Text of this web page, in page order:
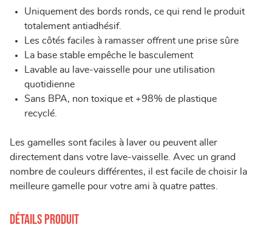
Uniquement des bords ronds, ce qui rend le produit
totalement antiadhésif.
Les côtés faciles à ramasser offrent une prise sûre
La base stable empêche le basculement
Lavable au lave-vaisselle pour une utilisation
quotidienne
Sans BPA, non toxique et +98% de plastique
recyclé.
Les gamelles sont faciles à laver ou peuvent aller
directement dans votre lave-vaisselle. Avec un grand
nombre de couleurs différentes, il est facile de choisir la
meilleure gamelle pour votre ami à quatre pattes.
Détails produit